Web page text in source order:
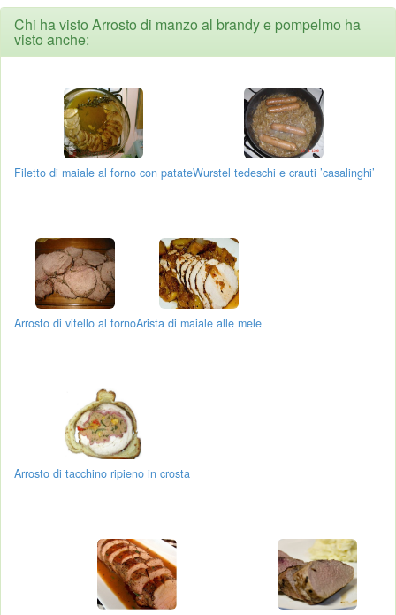
Chi ha visto Arrosto di manzo al brandy e pompelmo ha
visto anche:
Filetto di maiale al forno con patateWurstel tedeschi e crauti ’casalinghi’
Arrosto di vitello al fornoArista di maiale alle mele
Arrosto di tacchino ripieno in crosta